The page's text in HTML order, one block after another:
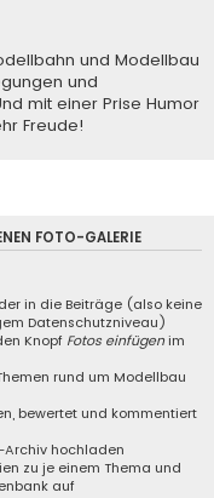
und Modellbau
und
mit einer Prise Humor
Freude!
FOTO-GALERIE
in die Beiträge (also keine
Datenschutzniveau)
Knopf Fotos einfügenim
rund um Modellbau
bewertet und kommentiert
Archiv hochladen
zu je einem Thema und
auf